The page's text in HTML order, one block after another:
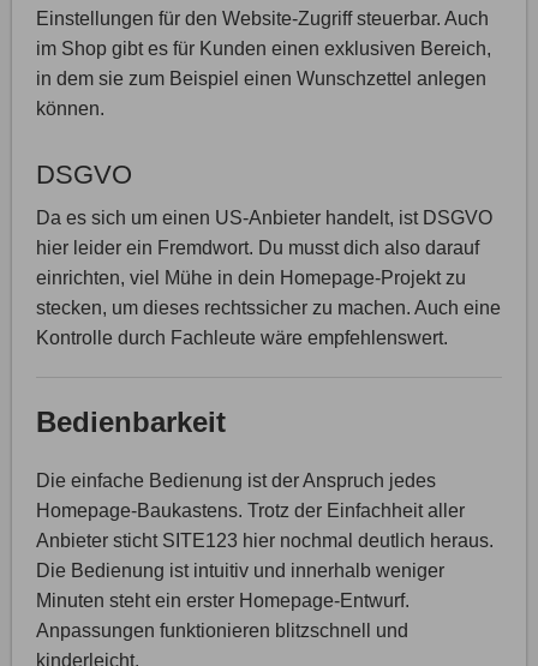
Einstellungen für den Website-Zugriff steuerbar. Auch
im Shop gibt es für Kunden einen exklusiven Bereich,
in dem sie zum Beispiel einen Wunschzettel anlegen
können.
DSGVO
Da es sich um einen US-Anbieter handelt, ist DSGVO
hier leider ein Fremdwort. Du musst dich also darauf
einrichten, viel Mühe in dein Homepage-Projekt zu
stecken, um dieses rechtssicher zu machen. Auch eine
Kontrolle durch Fachleute wäre empfehlenswert.
Bedienbarkeit
Die einfache Bedienung ist der Anspruch jedes
Homepage-Baukastens. Trotz der Einfachheit aller
Anbieter sticht SITE123 hier nochmal deutlich heraus.
Die Bedienung ist intuitiv und innerhalb weniger
Minuten steht ein erster Homepage-Entwurf.
Anpassungen funktionieren blitzschnell und
kinderleicht.